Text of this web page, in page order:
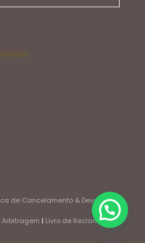
de Cancelamento & Devoluções
| Livro de Reclamações